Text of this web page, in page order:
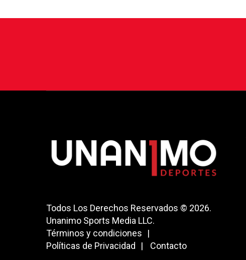
Todos Los Derechos Reservados © 2026.
Unanimo Sports Media LLC.
Términos y condiciones
Políticas de Privacidad
Contacto